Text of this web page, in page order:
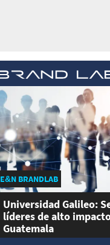
E&N BRANDLAB
Universidad Galileo:
líderes de alto
Guatemala